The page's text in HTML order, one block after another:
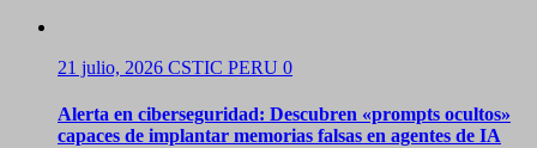
21 julio, 2026 CSTIC PERU 0
Alerta en ciberseguridad: Descubren «prompts ocultos»
capaces de implantar memorias falsas en agentes de IA